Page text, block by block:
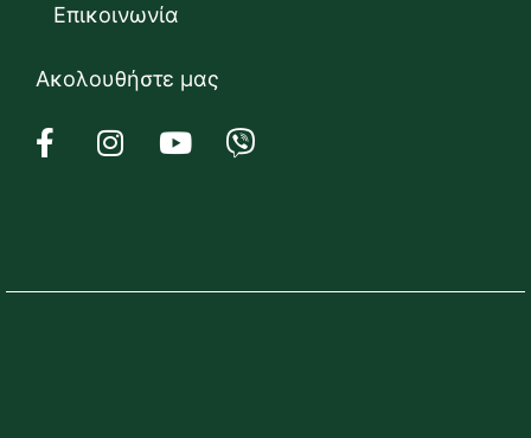
Επικοινωνία
Ακολουθήστε μας